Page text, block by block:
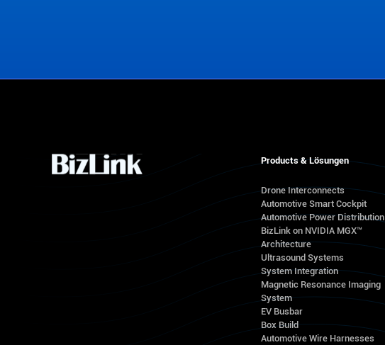
Products & Lösungen
Drone Interconnects
Automotive Smart Cockpit
Automotive Power Distribution
BizLink on NVIDIA MGX™
Architecture
Ultrasound Systems
System Integration
Magnetic Resonance Imaging
System
EV Busbar
Box Build
Automotive Wire Harnesses